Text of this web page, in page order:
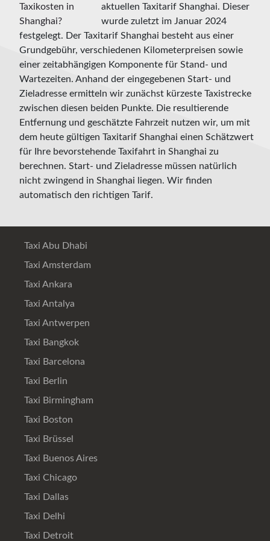
aktuellen Taxitarif Shanghai. Dieser
wurde zuletzt im Januar 2024
festgelegt. Der Taxitarif Shanghai besteht aus einer
Grundgebühr, verschiedenen Kilometerpreisen sowie
einer zeitabhängigen Komponente für Stand- und
Wartezeiten. Anhand der eingegebenen Start- und
Zieladresse ermitteln wir zunächst kürzeste Taxistrecke
zwischen diesen beiden Punkte. Die resultierende
Entfernung und geschätzte Fahrzeit nutzen wir, um mit
dem heute gültigen Taxitarif Shanghai einen Schätzwert
für Ihre bevorstehende Taxifahrt in Shanghai zu
berechnen. Start- und Zieladresse müssen natürlich
nicht zwingend in Shanghai liegen. Wir finden
automatisch den richtigen Tarif.
Taxi Abu Dhabi
Taxi Amsterdam
Taxi Ankara
Taxi Antalya
Taxi Antwerpen
Taxi Bangkok
Taxi Barcelona
Taxi Berlin
Taxi Birmingham
Taxi Boston
Taxi Brüssel
Taxi Buenos Aires
Taxi Chicago
Taxi Dallas
Taxi Delhi
Taxi Detroit